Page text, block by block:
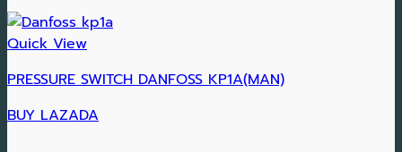
Quick View
PRESSURE SWITCH DANFOSS KP1A(MAN)
BUY LAZADA